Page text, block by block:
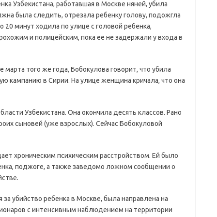
Узбекистана, работавшая в Москве няней, убила
была следить, отрезала ребенку голову, подожгла
минут ходила по улице с головой ребенка,
и полицейским, пока ее не задержали у входа в
марта того же года, Бобокулова говорит, что убила
кампанию в Сирии. На улице женщина кричала, что она
Узбекистана. Она окончила десять классов. Рано
сыновей (уже взрослых). Сейчас Бобокуловой
хроническим психическим расстройством. Ей было
поджоге, а также заведомо ­ложном сообщении о
убийство ребенка в Москве, была направлена на
с интенсивным наблюдением на территории